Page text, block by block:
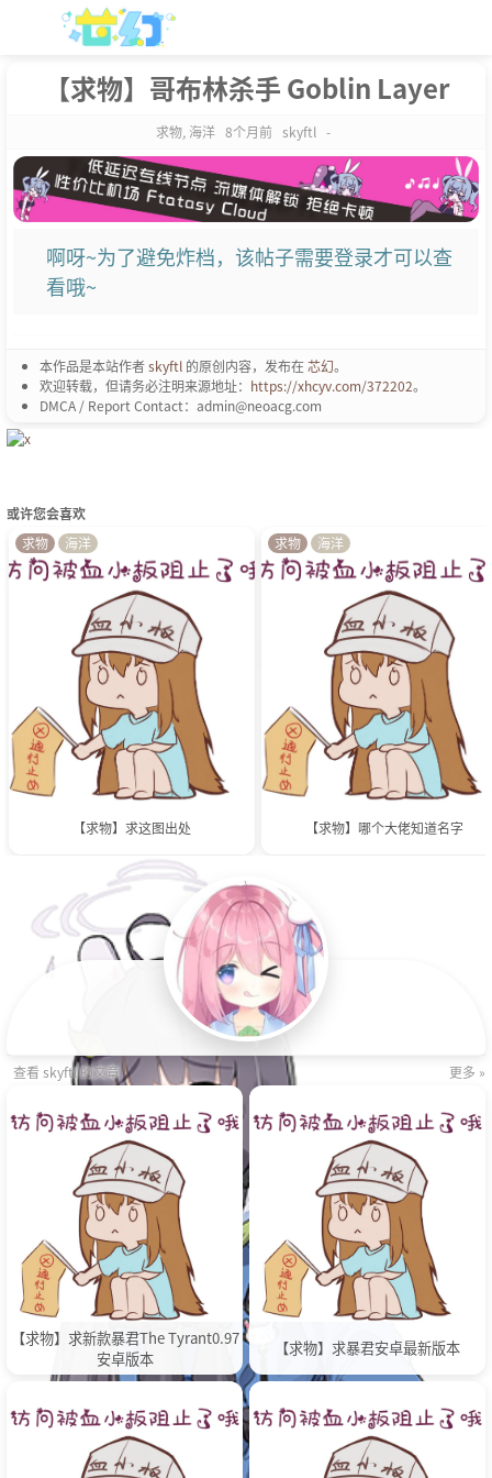
【求物】哥布林杀手 Goblin Layer
求物, 海洋 8个月前 skyftl -
啊呀~为了避免炸档，该帖子需要登录才可以查
看哦~
本作品是本站作者skyftl 的原创内容，发布在芯幻。
欢迎转载，但请务必注明来源地址： https://xhcyv.com/372202。
DMCA / Report Contact：admin@neoacg.com
或许您会喜欢
【求物】求这图出处
求物 海洋
【求物】哪个大佬知道名字
求物 海洋
查看 skyftl 的文章 更多 »
【求物】求新款暴君The Tyrant0.97
安卓版本
【求物】求暴君安卓最新版本